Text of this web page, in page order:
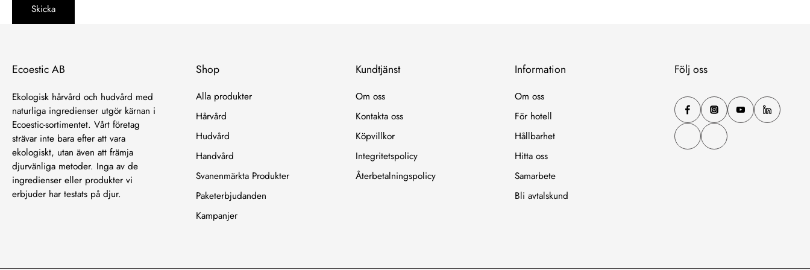
Skicka
Ecoestic AB
Ekologisk hårvård och hudvård med
naturliga ingredienser utgör kärnan i
Ecoestic-sortimentet. Vårt företag
strävar inte bara efter att vara
ekologiskt, utan även att främja
djurvänliga metoder. Inga av de
ingredienser eller produkter vi
erbjuder har testats på djur.
Shop
Alla produkter
Hårvård
Hudvård
Handvård
Svanenmärkta Produkter
Paketerbjudanden
Kampanjer
Kundtjänst
Om oss
Kontakta oss
Köpvillkor
Integritetspolicy
Återbetalningspolicy
Information
Om oss
För hotell
Hållbarhet
Hitta oss
Samarbete
Bli avtalskund
Följ oss